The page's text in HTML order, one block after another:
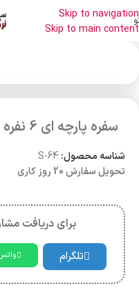
Skip to navigation
Skip to main content
سفره پارچه ای 6 نفره سایز 100*160 کد 64
شناسه محصول:S-64
تحویل سفارش 20 روز کاری
برای دریافت
تلگرام